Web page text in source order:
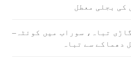
کی بجلی معطل
تباہ، سوراب میں کوئٹہ–
دھماکے سے تباہ